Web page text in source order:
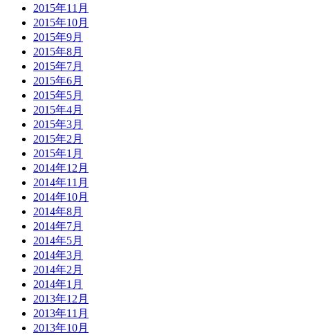
2015年11月
2015年10月
2015年9月
2015年8月
2015年7月
2015年6月
2015年5月
2015年4月
2015年3月
2015年2月
2015年1月
2014年12月
2014年11月
2014年10月
2014年8月
2014年7月
2014年5月
2014年3月
2014年2月
2014年1月
2013年12月
2013年11月
2013年10月